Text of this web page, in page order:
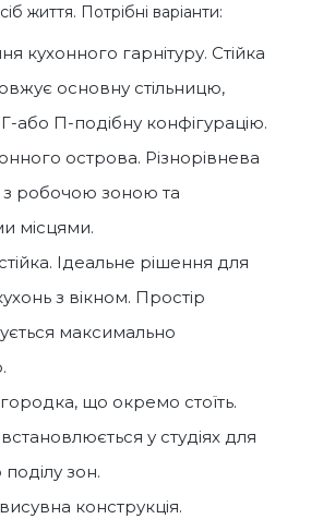
життя. Потрібні варіанти:
кухонного гарнітуру. Стійка
основну стільницю,
або П-подібну конфігурацію.
острова. Різнорівнева
з робочою зоною та
місцями.
Ідеальне рішення для
з вікном. Простір
максимально
що окремо стоїть.
у студіях для
зон.
конструкція.